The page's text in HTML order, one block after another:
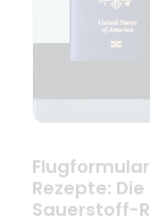
Rezepte:
Sauerstoff-